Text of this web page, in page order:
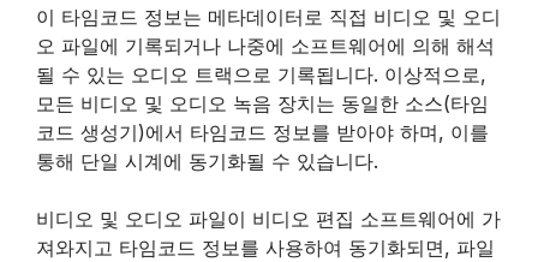
이 타임코드 정보는 메타데이터로 직접 비디오 및 오디
오 파일에 기록되거나 나중에 소프트웨어에 의해 해석
될 수 있는 오디오 트랙으로 기록됩니다. 이상적으로,
모든 비디오 및 오디오 녹음 장치는 동일한 소스(타임
코드 생성기)에서 타임코드 정보를 받아야 하며, 이를
통해 단일 시계에 동기화될 수 있습니다.
비디오 및 오디오 파일이 비디오 편집 소프트웨어에 가
져와지고 타임코드 정보를 사용하여 동기화되면, 파일